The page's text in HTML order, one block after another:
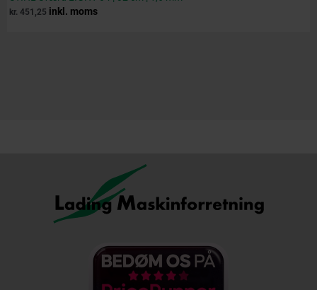
kr. 451,25 inkl. moms